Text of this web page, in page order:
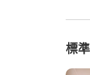
標